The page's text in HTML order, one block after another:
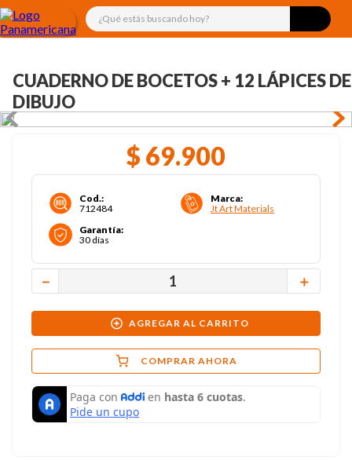
¿Qué estás buscando hoy?
CUADERNO DE BOCETOS + 12 LÁPICES DE
DIBUJO
$ 69.900
Cod.:
712484
Marca:
Jt Art Materials
Garantía:
30 días
＋
－
AGREGAR AL CARRITO
COMPRAR AHORA